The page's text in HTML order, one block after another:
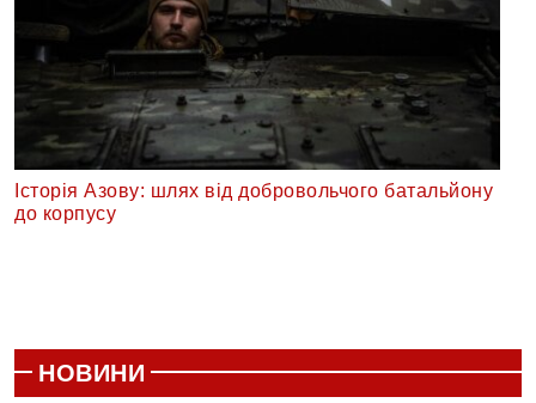
Історія Азову: шлях від добровольчого батальйону
до корпусу
НОВИНИ